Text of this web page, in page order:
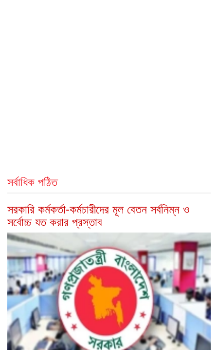
সর্বাধিক পঠিত
সরকারি কর্মকর্তা-কর্মচারীদের মূল বেতন সর্বনিম্ন ও
সর্বোচ্চ যত করার প্রস্তাব